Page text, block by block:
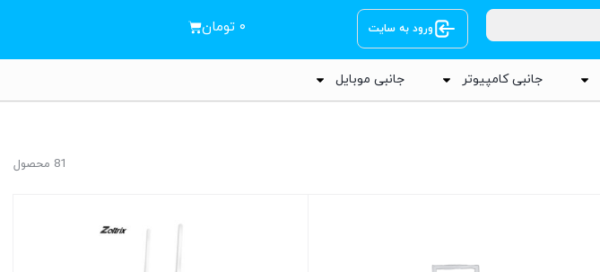
ورود به سایت ۰ تومان
جانبی کامپیوتر جانبی موبایل
81 محصول